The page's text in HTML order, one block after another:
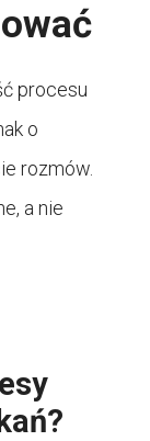
procesu
o
rozmów.
a nie